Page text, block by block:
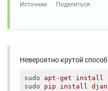
Источник
Поделиться
Невероятно крутой
sudo
apt-get install
sudo
pip install